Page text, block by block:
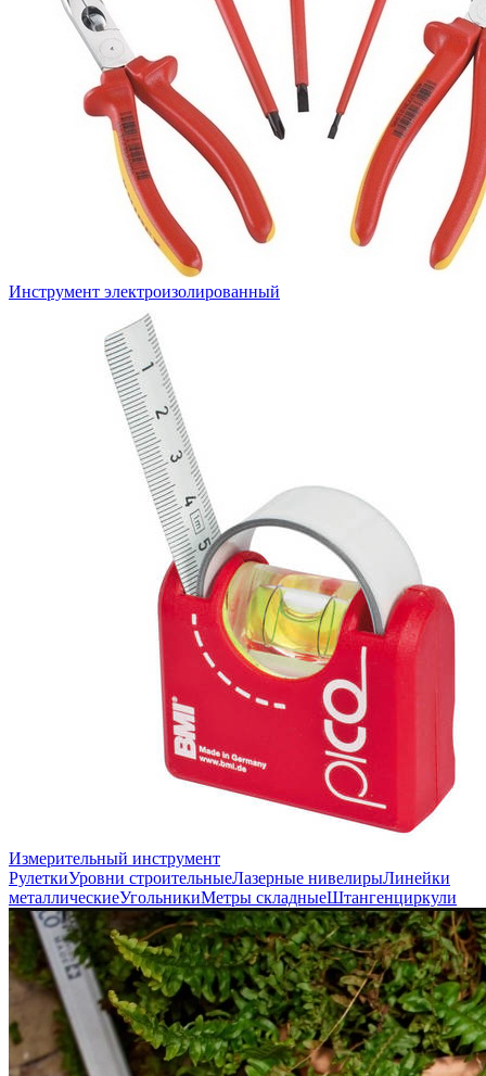
Инструмент электроизолированный
Измерительный инструмент
РулеткиУровни строительныеЛазерные нивелирыЛинейки
металлическиеУгольникиМетры складныеШтангенциркули